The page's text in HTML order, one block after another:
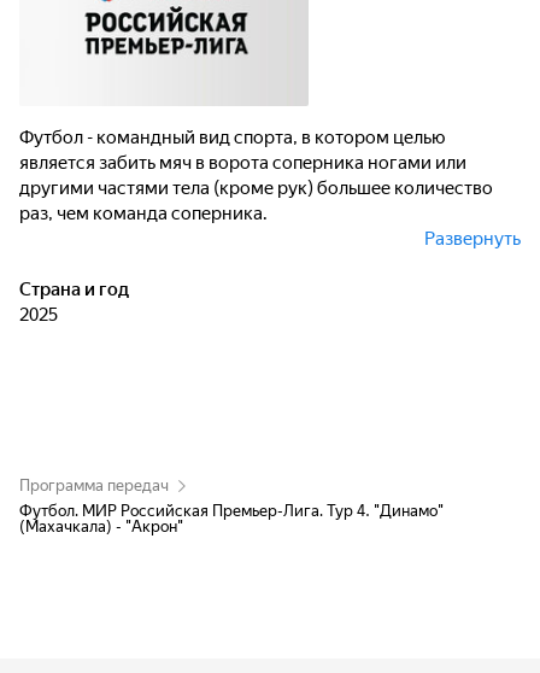
Футбол - командный вид спорта, в котором целью
является забить мяч в ворота соперника ногами или
другими частями тела (кроме рук) большее количество
раз, чем команда соперника.
спонсором Российской Премьер-Лиги.
Развернуть
Страна и год
2025
Программа передач
Футбол. МИР Российская Премьер-Лига. Тур 4. "Динамо"
(Махачкала) - "Акрон"